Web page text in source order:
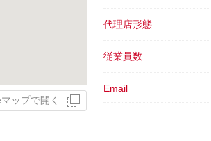
代理店形態
従業員数
Email
ップで開く